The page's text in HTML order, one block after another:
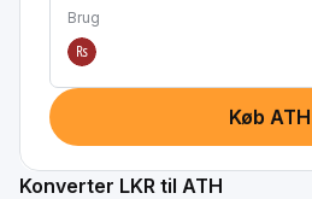
Brug
₨
Køb ATH
Konverter LKR til ATH